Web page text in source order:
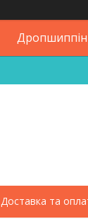
Доставка та